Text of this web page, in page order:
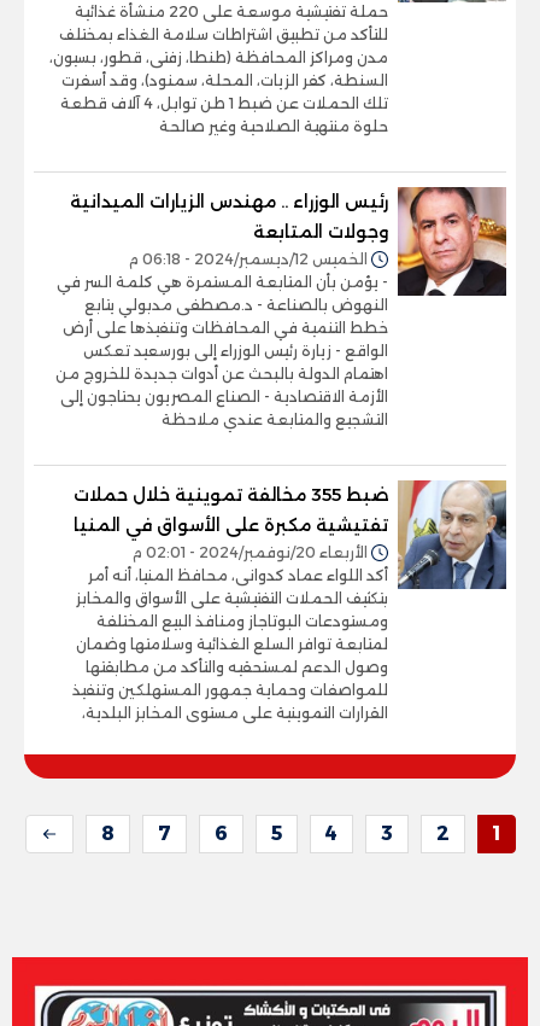
حملة تفتيشية موسعة على 220 منشأة غذائية
للتأكد من تطبيق اشتراطات سلامة الغذاء بمختلف
مدن ومراكز المحافظة (طنطا، زفتى، قطور، بسيون،
السنطة، كفر الزيات، المحلة، سمنود)، وقد أسفرت
تلك الحملات عن ضبط 1 طن توابل، 4 آلاف قطعة
حلوة منتهية الصلاحية وغير صالحة
رئيس الوزراء .. مهندس الزيارات الميدانية
وجولات المتابعة
الخميس 12/ديسمبر/2024 - 06:18 م
- يؤمن بأن المتابعة المستمرة هي كلمة السر في
النهوض بالصناعة - د.مصطفى مدبولي يتابع
خطط التنمية في المحافظات وتنفيذها على أرض
الواقع - زيارة رئيس الوزراء إلى بورسعيد تعكس
اهتمام الدولة بالبحث عن أدوات جديدة للخروج من
الأزمة الاقتصادية - الصناع المصريون يحتاجون إلى
التشجيع والمتابعة عندي ملاحظة
ضبط 355 مخالفة تموينية خلال حملات
تفتيشية مكبرة على الأسواق في المنيا
الأربعاء 20/نوفمبر/2024 - 02:01 م
أكد اللواء عماد كدوانى، محافظ المنيا، أنه أمر
بتكثيف الحملات التفتيشية على الأسواق والمخابز
ومستودعات البوتاجاز ومنافذ البيع المختلفة
لمتابعة توافر السلع الغذائية وسلامتها وضمان
وصول الدعم لمستحقيه والتأكد من مطابقتها
للمواصفات وحماية جمهور المستهلكين وتنفيذ
القرارات التموينية على مستوى المخابز البلدية،
1
2
3
4
5
6
7
8